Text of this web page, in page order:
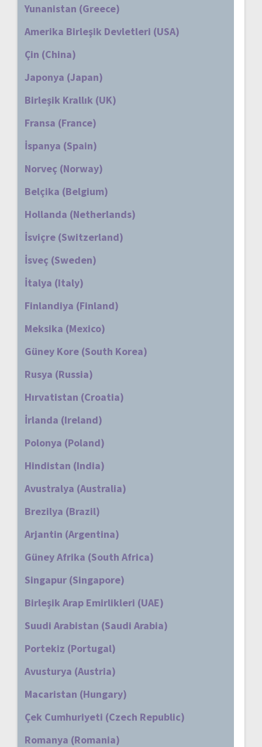
Yunanistan (Greece)
Amerika Birleşik Devletleri (USA)
Çin (China)
Japonya (Japan)
Birleşik Krallık (UK)
Fransa (France)
İspanya (Spain)
Norveç (Norway)
Belçika (Belgium)
Hollanda (Netherlands)
İsviçre (Switzerland)
İsveç (Sweden)
İtalya (Italy)
Finlandiya (Finland)
Meksika (Mexico)
Güney Kore (South Korea)
Rusya (Russia)
Hırvatistan (Croatia)
İrlanda (Ireland)
Polonya (Poland)
Hindistan (India)
Avustralya (Australia)
Brezilya (Brazil)
Arjantin (Argentina)
Güney Afrika (South Africa)
Singapur (Singapore)
Birleşik Arap Emirlikleri (UAE)
Suudi Arabistan (Saudi Arabia)
Portekiz (Portugal)
Avusturya (Austria)
Macaristan (Hungary)
Çek Cumhuriyeti (Czech Republic)
Romanya (Romania)